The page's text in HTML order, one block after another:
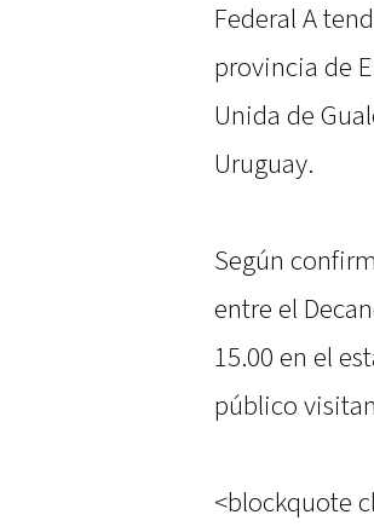
Federal A
provincia de
Unida de
Uruguay.
Según
entre el
15.00 en el
público
<blockquote